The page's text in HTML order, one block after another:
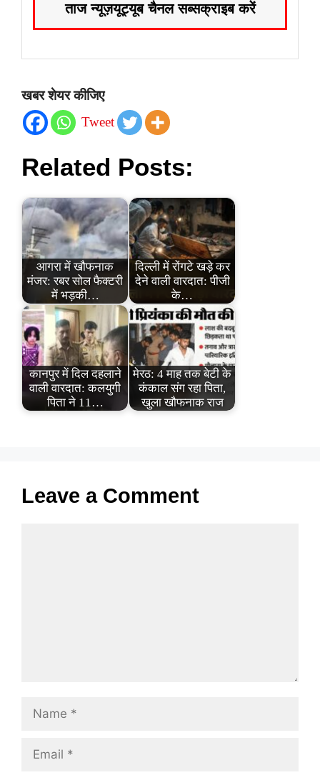
ताज न्यूज़यूट्यूब चैनल सब्सक्राइब करें
खबर शेयर कीजिए
Tweet
Related Posts:
आगरा में खौफनाक
मंजर: रबर सोल फैक्टरी
में भड़की…
दिल्ली में रोंगटे खड़े कर
देने वाली वारदात: पीजी
के…
कानपुर में दिल दहलाने
वाली वारदात: कलयुगी
पिता ने 11…
मेरठ: 4 माह तक बेटी के
कंकाल संग रहा पिता,
खुला खौफनाक राज
Leave a Comment
Name
Email